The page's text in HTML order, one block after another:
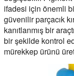
ifadesi için önemli
güvenilir parçacık
kanıtlanmış bir
bir şekilde kontrol
mürekkep ürünü